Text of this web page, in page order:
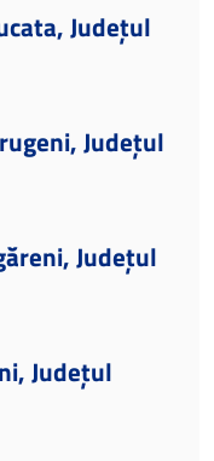
Județul
Județul
Județul
Județul